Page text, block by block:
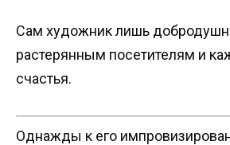
Сам художник лишь
растерянным посетителям и
счастья.
Однажды к его